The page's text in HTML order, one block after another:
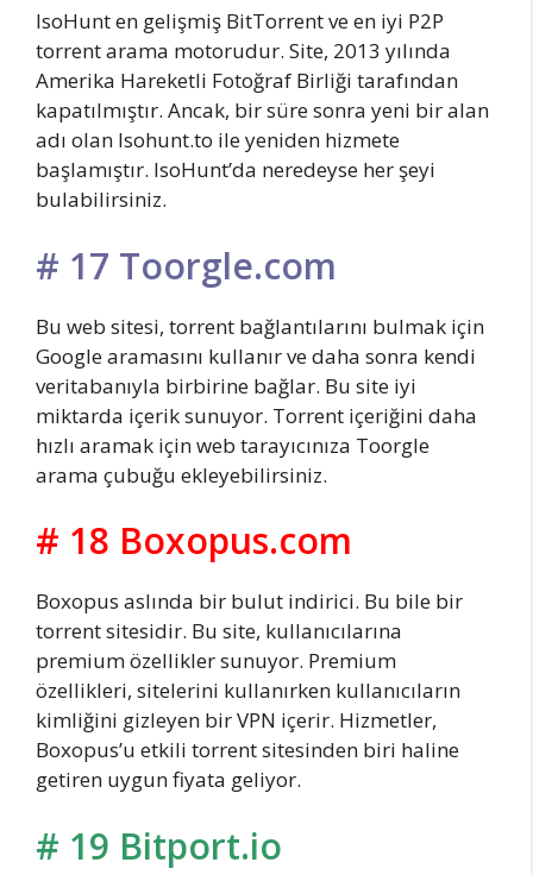
IsoHunt en gelişmiş BitTorrent ve en iyi P2P
torrent arama motorudur. Site, 2013 yılında
Amerika Hareketli Fotoğraf Birliği tarafından
kapatılmıştır. Ancak, bir süre sonra yeni bir alan
adı olan Isohunt.to ile yeniden hizmete
başlamıştır. IsoHunt’da neredeyse her şeyi
bulabilirsiniz.
# 17 Toorgle.com
Bu web sitesi, torrent bağlantılarını bulmak için
Google aramasını kullanır ve daha sonra kendi
veritabanıyla birbirine bağlar. Bu site iyi
miktarda içerik sunuyor. Torrent içeriğini daha
hızlı aramak için web tarayıcınıza Toorgle
arama çubuğu ekleyebilirsiniz.
# 18 Boxopus.com
Boxopus aslında bir bulut indirici. Bu bile bir
torrent sitesidir. Bu site, kullanıcılarına
premium özellikler sunuyor. Premium
özellikleri, sitelerini kullanırken kullanıcıların
kimliğini gizleyen bir VPN içerir. Hizmetler,
Boxopus’u etkili torrent sitesinden biri haline
getiren uygun fiyata geliyor.
# 19 Bitport.io